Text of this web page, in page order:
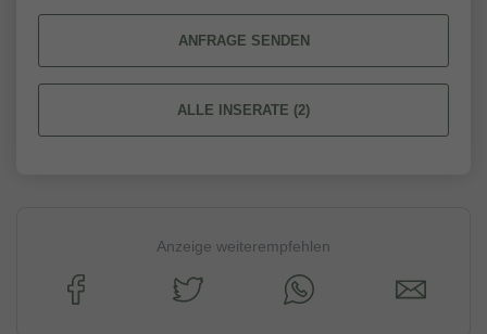
ANFRAGE SENDEN
ALLE INSERATE (2)
Anzeige weiterempfehlen